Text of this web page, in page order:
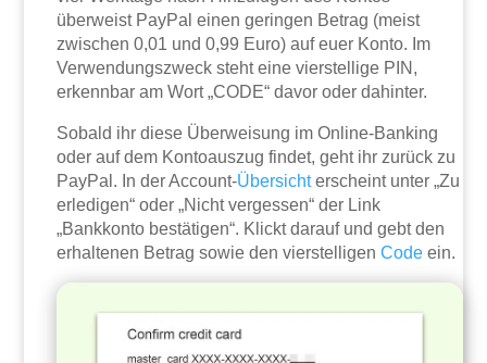
überweist PayPal einen geringen Betrag (meist
zwischen 0,01 und 0,99 Euro) auf euer Konto. Im
Verwendungszweck steht eine vierstellige PIN,
erkennbar am Wort „CODE“ davor oder dahinter.
Sobald ihr diese Überweisung im Online-Banking
oder auf dem Kontoauszug findet, geht ihr zurück zu
PayPal. In der Account-Übersichterscheint unter „Zu
erledigen“ oder „Nicht vergessen“ der Link
„Bankkonto bestätigen“. Klickt darauf und gebt den
erhaltenen Betrag sowie den vierstelligenCode ein.